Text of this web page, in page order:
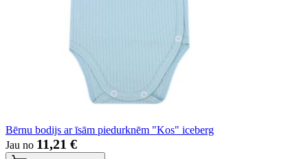
Bērnu bodijs ar īsām piedurknēm "Kos" iceberg
Jau no 11,21 €